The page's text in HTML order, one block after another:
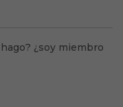
¿soy miembro